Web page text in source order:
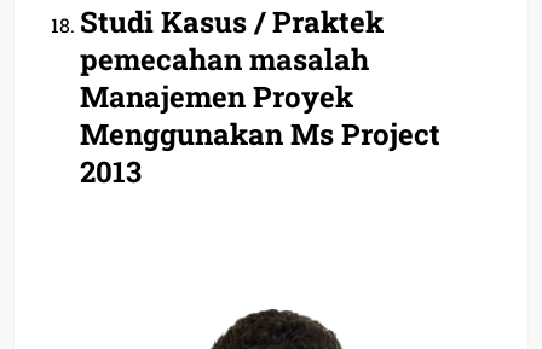
Studi Kasus / Praktek
pemecahan masalah
Manajemen Proyek
Menggunakan Ms Project
2013